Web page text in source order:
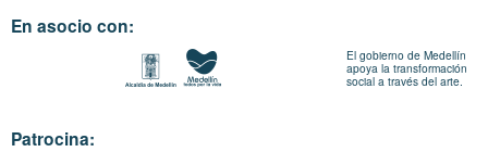
En asocio con:
El gobierno de Medellín
apoya la transformación
social a través del arte.
Patrocina: